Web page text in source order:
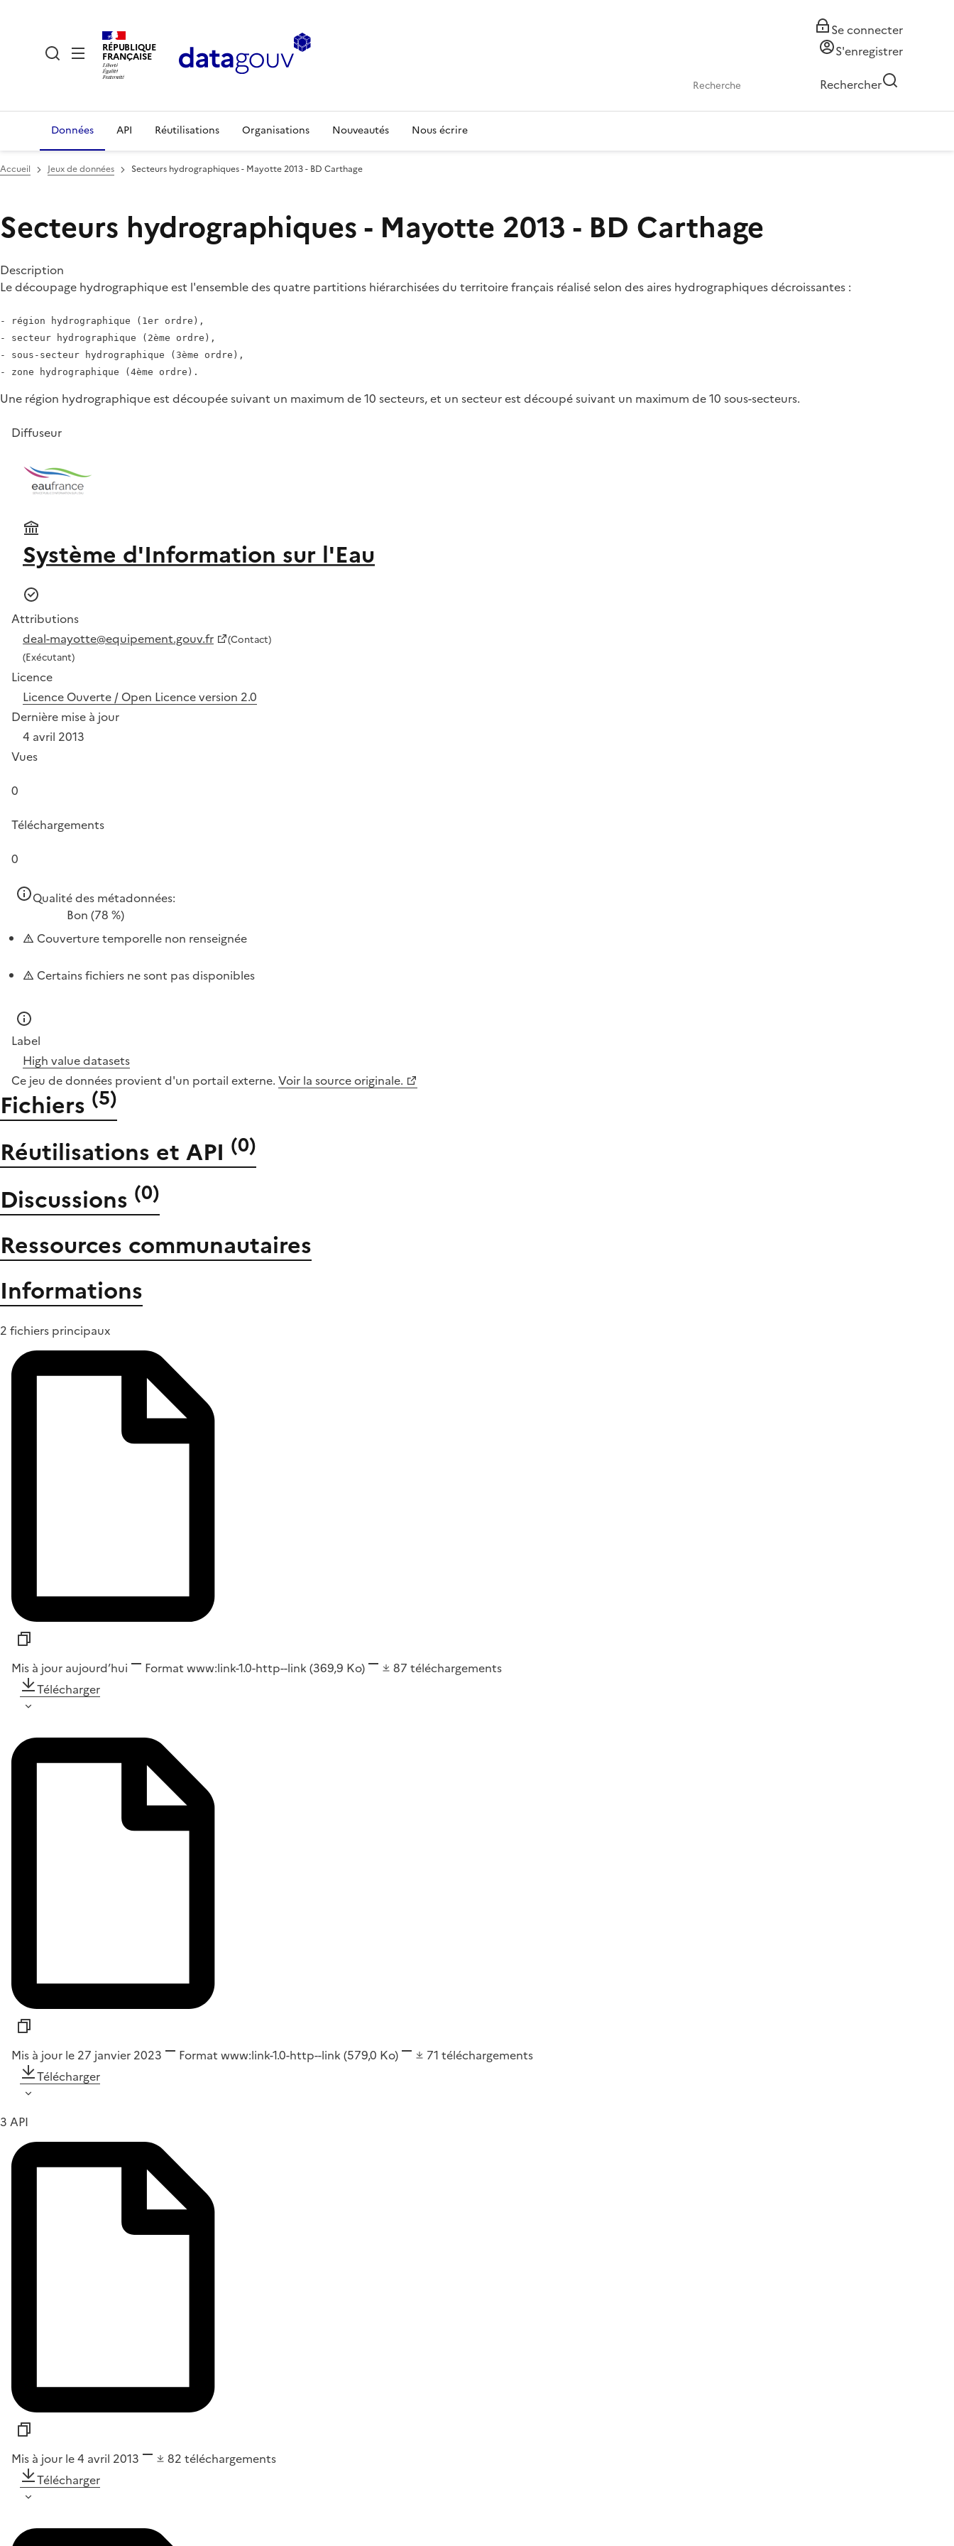
RÉPUBLIQUE
FRANÇAISE
Se connecter
S'enregistrer
Rechercher
Données API Réutilisations Organisations Nouveautés Nous écrire
Accueil Jeux de données Secteurs hydrographiques - Mayotte 2013 - BD Carthage
Secteurs hydrographiques - Mayotte 2013 - BD Carthage
Description
Le découpage hydrographique est l'ensemble des quatre partitions hiérarchisées du territoire français réalisé selon des aires hydrographiques décroissantes :
- région hydrographique (1er ordre),
- secteur hydrographique (2ème ordre),
- sous-secteur hydrographique (3ème ordre),
Une région hydrographique est découpée suivant un maximum de 10 secteurs, et un secteur est découpé suivant un maximum de 10 sous-secteurs.
Diffuseur
Système d'Information sur l'Eau
Attributions
deal-mayotte@equipement.gouv.fr
(Contact)
(Exécutant)
Licence
Licence Ouverte / Open Licence version 2.0
Dernière mise à jour
4 avril 2013
Vues
0
Téléchargements
0
Qualité des métadonnées:
Bon (78 %)
Couverture temporelle non renseignée
Certains fichiers ne sont pas disponibles
Label
High value datasets
Ce jeu de données provient d'un portail externe. Voir la source originale.
Fichiers (5)
Réutilisations et API (0)
Discussions (0)
Ressources communautaires
Informations
2 fichiers principaux
Mis à jour aujourd’hui Format www:link-1.0-http--link (369,9 Ko) 87 téléchargements
Télécharger
Mis à jour le 27 janvier 2023 Format www:link-1.0-http--link (579,0 Ko) 71 téléchargements
Télécharger
3 API
Mis à jour le 4 avril 2013 82 téléchargements
Télécharger